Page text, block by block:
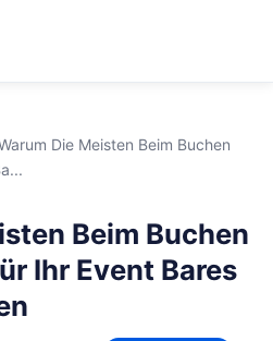
Die Meisten Beim Buchen
Beim Buchen
Ihr Event Bares